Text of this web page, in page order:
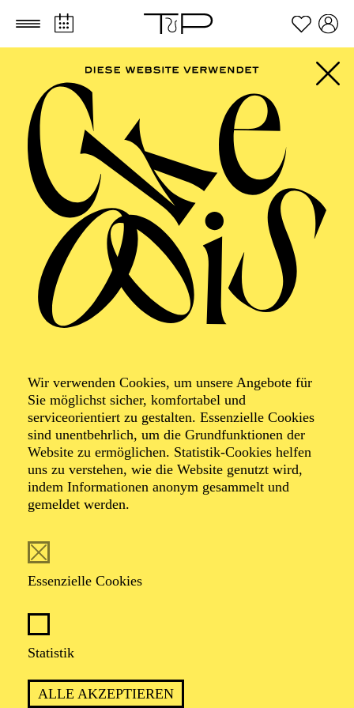
Zum Hauptinhalt springen Zum Footer springen
Wir verwenden Cookies, um unsere Angebote für
Sie möglichst sicher, komfortabel und
serviceorientiert zu gestalten. Essenzielle Cookies
sind unentbehrlich, um die Grundfunktionen der
Website zu ermöglichen. Statistik-Cookies helfen
uns zu verstehen, wie die Website genutzt wird,
indem Informationen anonym gesammelt und
gemeldet werden.
Essenzielle Cookies
Statistik
ALLE AKZEPTIEREN
PHILHARMONIE
Glenn Miller
Orchestra
Veranstalter: Schmidt & Salden GmbH & Co. Event
KG
Band Leader